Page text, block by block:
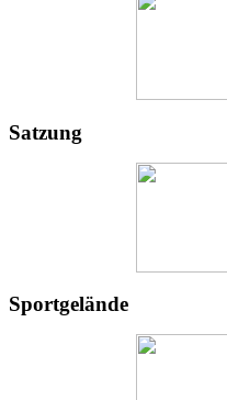
Satzung
Sportgelände